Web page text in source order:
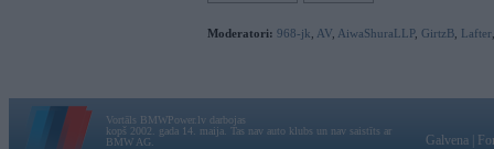
Moderatori: 968-jk AV AiwaShuraLLP, GirtzB Lafter
Vortāls BMWPower.lv darbojas
kopš 2002. gada 14. maija. Tas nav auto klubs un nav saistīts ar
BMW AG.
Galvena